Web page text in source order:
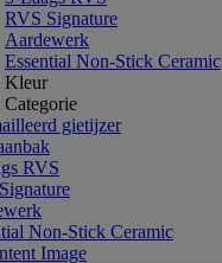
RVS Signature
Aardewerk
Essential Non-Stick Ceramic
Kleur
gietijzer
RVS
Non-Stick Ceramic